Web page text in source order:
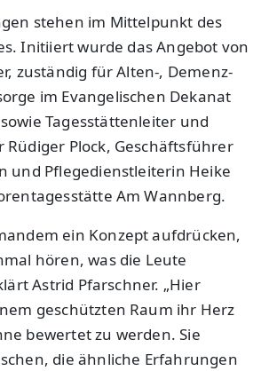
stehen im Mittelpunkt des
Initiiert wurde das Angebot von
zuständig für Alten-, Demenz-
im Evangelischen Dekanat
Tagesstättenleiter und
Rüdiger Plock, Geschäftsführer
und Pflegedienstleiterin Heike
Am Wannberg.
ein Konzept aufdrücken,
hören, was die Leute
Astrid Pfarschner. „Hier
geschützten Raum ihr Herz
bewertet zu werden. Sie
die ähnliche Erfahrungen